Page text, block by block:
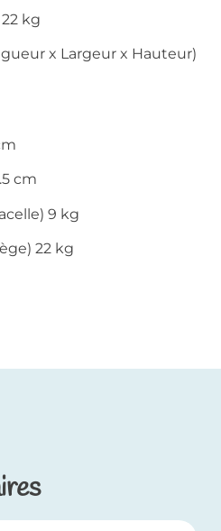
kg
x Largeur x Hauteur)
cm
9 kg
22 kg